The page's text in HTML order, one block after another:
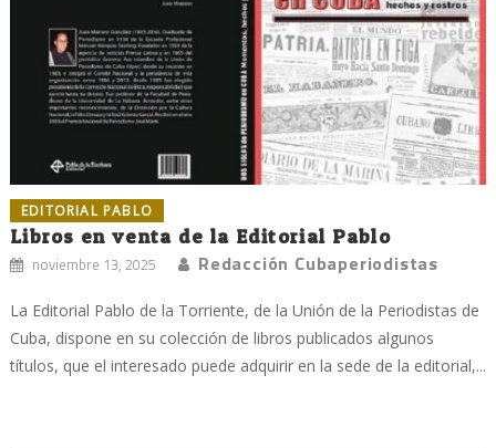
EDITORIAL PABLO
Libros en venta de la Editorial Pablo
noviembre 13, 2025 Redacción Cubaperiodistas
La Editorial Pablo de la Torriente, de la Unión de la Periodistas de
Cuba, dispone en su colección de libros publicados algunos
títulos, que el interesado puede adquirir en la sede de la editorial,...